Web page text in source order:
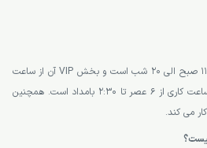
ساعت عادی این مجموعه از ساعت 11 صبح الی 20 شب است و بخش VIP آن از ساعت
14 تا 21 شب است. در ماه رمضان ساعت کاری از 6 عصر تا 2:30 بامداد است. همچنین